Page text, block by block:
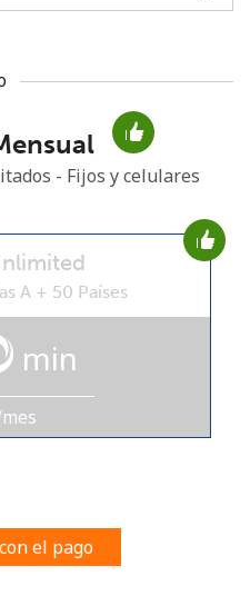
No se ha creado una contraseña
- Fijos y celulares
A + 50 Países
min
el pago